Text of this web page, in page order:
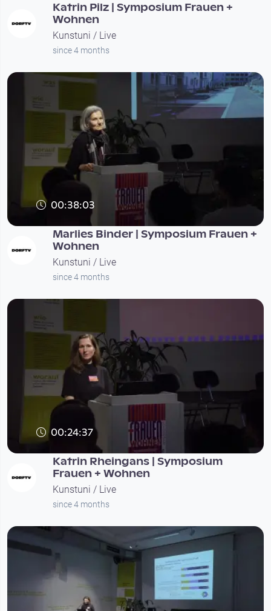
Katrin Pilz | Symposium Frauen +
Wohnen
Kunstuni / Live
since 4 months
00:38:03
Marlies Binder | Symposium Frauen +
Wohnen
Kunstuni / Live
since 4 months
00:24:37
Katrin Rheingans | Symposium
Frauen + Wohnen
Kunstuni / Live
since 4 months